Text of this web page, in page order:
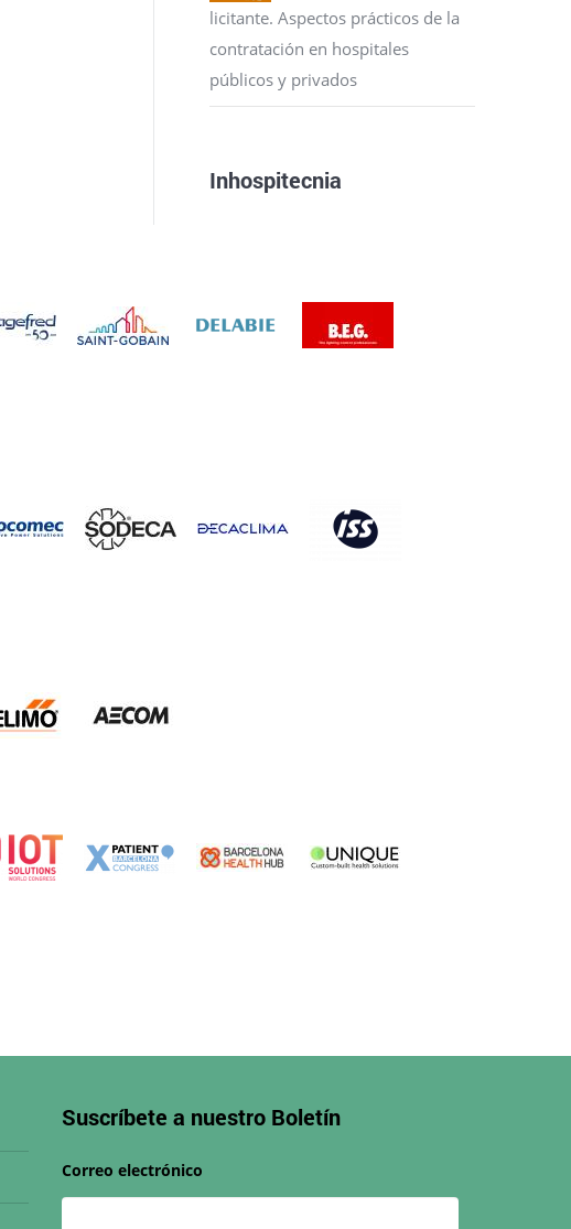
licitante. Aspectos prácticos de la
contratación en hospitales
públicos y privados
Inhospitecnia
Suscríbete a nuestro Boletín
Correo electrónico